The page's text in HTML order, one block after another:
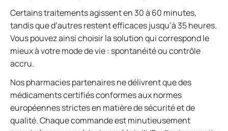
Certains traitements agissent en 30 à 60 minutes,
tandis que d’autres restent efficaces jusqu’à 35 heures.
Vous pouvez ainsi choisir la solution qui correspond le
mieux à votre mode de vie : spontanéité ou contrôle
accru.
Nos pharmacies partenaires ne délivrent que des
médicaments certifiés conformes aux normes
européennes strictes en matière de sécurité et de
qualité. Chaque commande est minutieusement